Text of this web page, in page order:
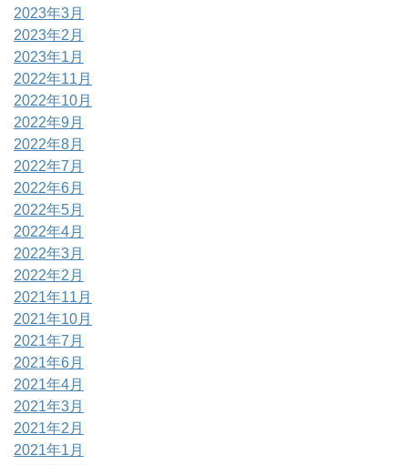
2023年3月
2023年2月
2023年1月
2022年11月
2022年10月
2022年9月
2022年8月
2022年7月
2022年6月
2022年5月
2022年4月
2022年3月
2022年2月
2021年11月
2021年10月
2021年7月
2021年6月
2021年4月
2021年3月
2021年2月
2021年1月